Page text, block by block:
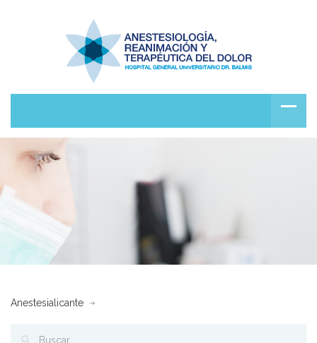
Anestesialicante